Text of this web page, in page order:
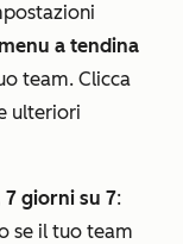
menu a tendina
team. Clicca
ulteriori
7 giorni su 7:
se il tuo team